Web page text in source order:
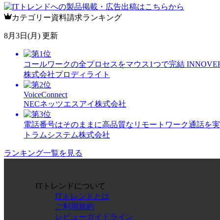
カテゴリー資料請求ランキング
8月3日(月) 更新
コールワークの全プロセスをマウス1つで完結
株式会社プロディライト
VoiceConnect
NECネッツエスアイ株式会社
電話番号はそのままに高品質なリモートワーク通話を実
トラムシステム株式会社
ランキング一覧を見る
ITトレンドについて
ITトレンドとは
ご利用規約
レビューガイドライン